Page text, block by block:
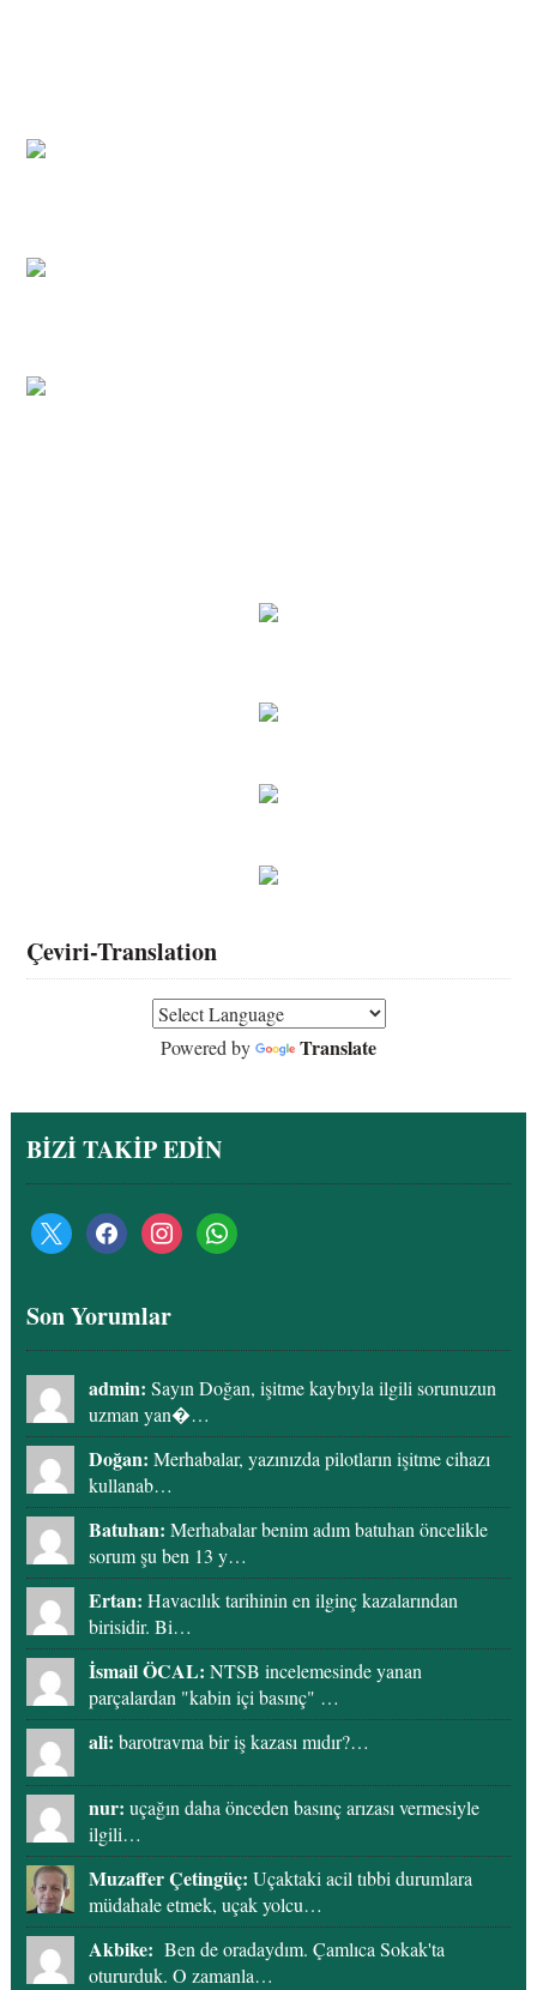
Çeviri-Translation
Powered by Translate
BİZİ TAKİP EDİN
Son Yorumlar
admin: Sayın Doğan, işitme kaybıyla ilgili sorunuzun
uzman yan�…
Doğan: Merhabalar, yazınızda pilotların işitme cihazı
kullanab…
Batuhan: Merhabalar benim adım batuhan öncelikle
sorum şu ben 13 y…
Ertan: Havacılık tarihinin en ilginç kazalarından
birisidir. Bi…
İsmail ÖCAL: NTSB incelemesinde yanan
parçalardan "kabin içi basınç" …
ali: barotravma bir iş kazası mıdır?…
nur: uçağın daha önceden basınç arızası vermesiyle
ilgili…
Muzaffer Çetingüç: Uçaktaki acil tıbbi durumlara
müdahale etmek, uçak yolcu…
Akbike: Ben de oradaydım. Çamlıca Sokak'ta
otururduk. O zamanla…